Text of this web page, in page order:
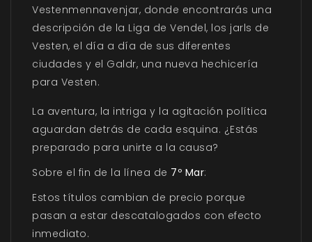
Vestenmennavenjar, donde encontrarás una
descripción de la Liga de Vendel, los jarls de
Vesten, el día a día de sus diferentes
ciudades y el Galdr, una nueva hechicería
para Vesten.
La aventura, la intriga y la agitación política
aguardan detrás de cada esquina. ¿Estás
preparado para unirte a la causa?
Sobre el fin de la línea de 7º Mar:
Estos títulos cambian de precio porque
pasan a estar descatalogados con efecto
inmediato.